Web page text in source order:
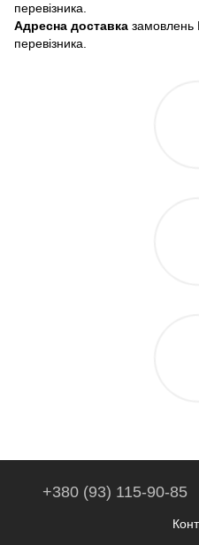
перевізника.
Адресна доставка
перевізника.
+380 (93) 115-90-85